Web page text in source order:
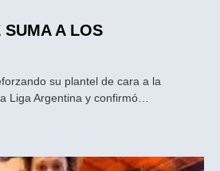
A LOS
su plantel de cara a la
Liga Argentina y confirmó…